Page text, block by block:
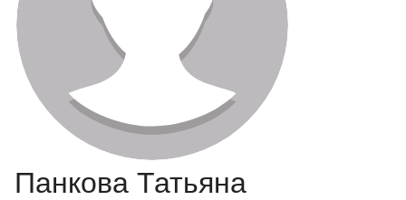
Панкова Татьяна